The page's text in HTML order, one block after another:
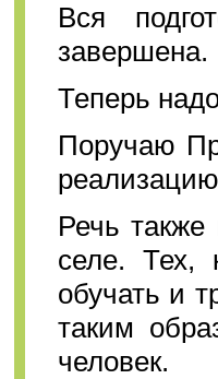
Вся
завершена.
Теперь
Поручаю
Речь также
селе. Тех,
обучать и
таким
человек.